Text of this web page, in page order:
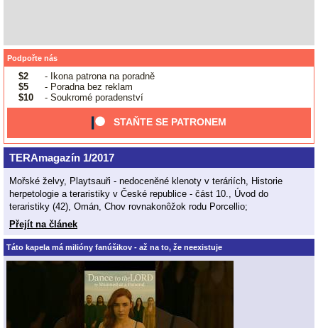
Podpořte nás
$2
- Ikona patrona na poradně
$5
- Poradna bez reklam
$10
- Soukromé poradenství
STAŇTE SE PATRONEM
TERAmagazín 1/2017
Mořské želvy, Playtsauři - nedoceněné klenoty v teráriích, Historie
herpetologie a teraristiky v České republice - část 10., Úvod do
teraristiky (42), Omán, Chov rovnakonôžok rodu Porcellio;
Přejít na článek
Táto kapela má milióny fanúšikov - až na to, že neexistuje